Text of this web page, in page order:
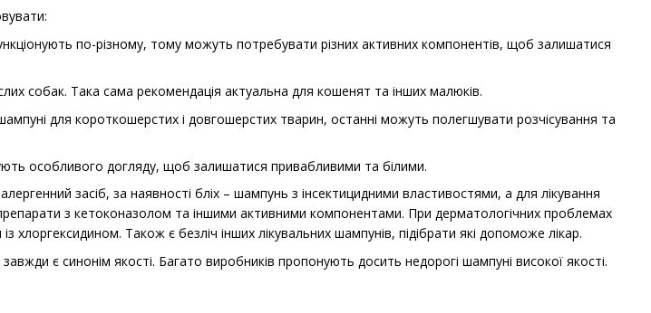
по-різному, тому можуть потребувати різних активних компонентів, щоб залишатися
собак. Така сама рекомендація актуальна для кошенят та інших малюків.
для короткошерстих і довгошерстих тварин, останні можуть полегшувати розчісування та
особливого догляду, щоб залишатися привабливими та білими.
засіб, за наявності бліх – шампунь з інсектицидними властивостями, а для лікування
з кетоконазолом та іншими активними компонентами. При дерматологічних проблемах
хлоргексидином. Також є безліч інших лікувальних шампунів, підібрати які допоможе лікар.
є синонім якості. Багато виробників пропонують досить недорогі шампуні високої якості.